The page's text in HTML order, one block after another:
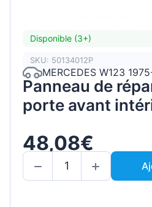
Disponible (3+)
SKU: 50134012P
MERCEDES W123
Panneau de
porte avant
48,08€